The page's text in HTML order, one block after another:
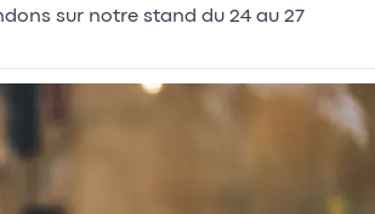
sur notre stand du 24 au 27